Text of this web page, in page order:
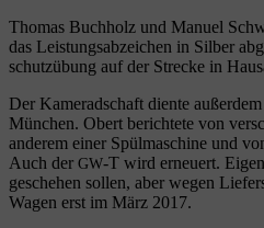
Tho­mas Buch­holz und Manu­el
das Leis­tungs­ab­zei­chen in Sil­ber
schutz­übung auf der Stre­cke in
Der Kame­rad­schaft dien­te
Mün­chen. Obert berich­te­te von
ande­rem einer Spül­ma­schi­ne und
Auch der GW‑T wird erneu­ert.
gesche­hen sol­len, aber wegen
Wagen erst im März 2017.